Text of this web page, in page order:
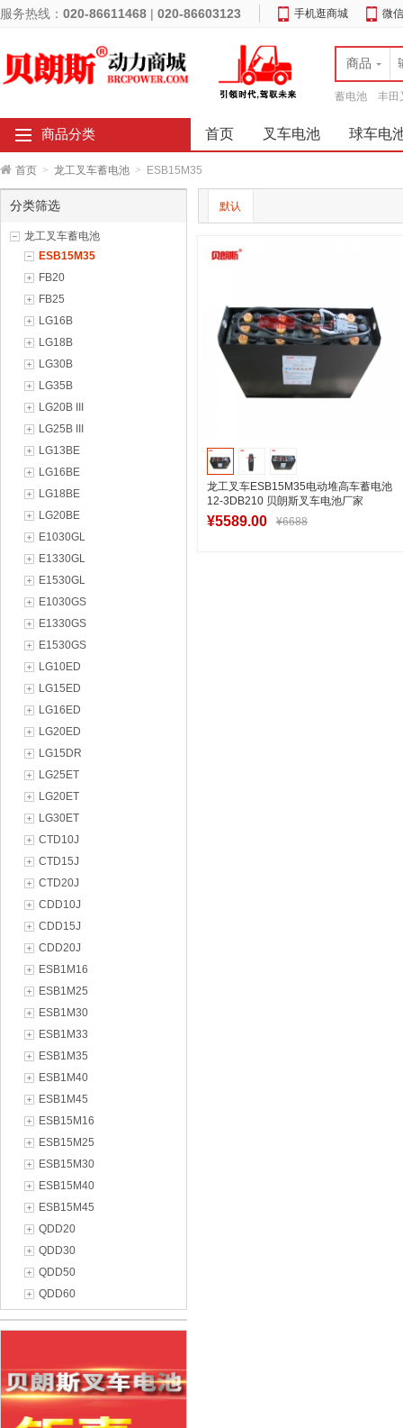
服务热线： 020-86611468 | 020-86603123 手机逛商城 微
商品
蓄电池 丰田
商品分类 首页 叉车电池 球车电
首页 > 龙工叉车蓄电池 > ESB15M35
分类筛选
龙工叉车蓄电池
ESB15M35
FB20
FB25
LG16B
LG18B
LG30B
LG35B
LG20B III
LG25B III
LG13BE
LG16BE
LG18BE
LG20BE
E1030GL
E1330GL
E1530GL
E1030GS
E1330GS
E1530GS
LG10ED
LG15ED
LG16ED
LG20ED
LG15DR
LG25ET
LG20ET
LG30ET
CTD10J
CTD15J
CTD20J
CDD10J
CDD15J
CDD20J
ESB1M16
ESB1M25
ESB1M30
ESB1M33
ESB1M35
ESB1M40
ESB1M45
ESB15M16
ESB15M25
ESB15M30
ESB15M40
ESB15M45
QDD20
QDD30
QDD50
QDD60
默认
龙工叉车ESB15M35电动堆高车蓄电池
12-3DB210 贝朗斯叉车电池厂家
¥5589.00 ¥6688